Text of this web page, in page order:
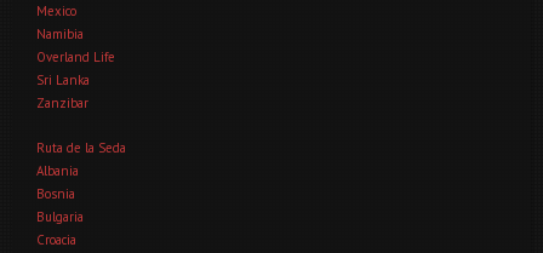
Mexico
Namibia
Overland Life
Sri Lanka
Zanzibar
Ruta de la Seda
Albania
Bosnia
Bulgaria
Croacia